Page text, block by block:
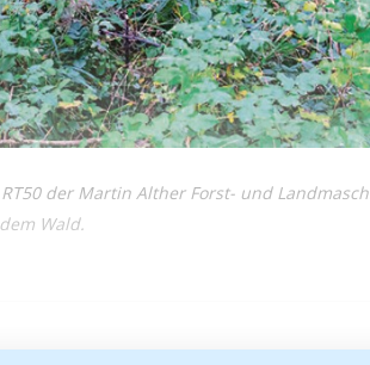
der Martin Alther Forst- und
Wald.